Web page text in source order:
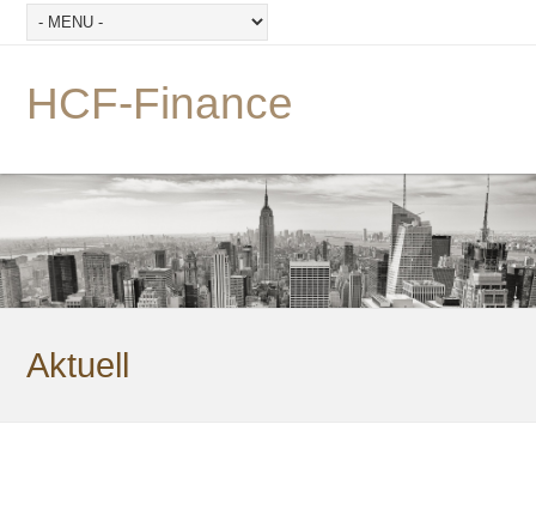
HCF-Finance
Aktuell